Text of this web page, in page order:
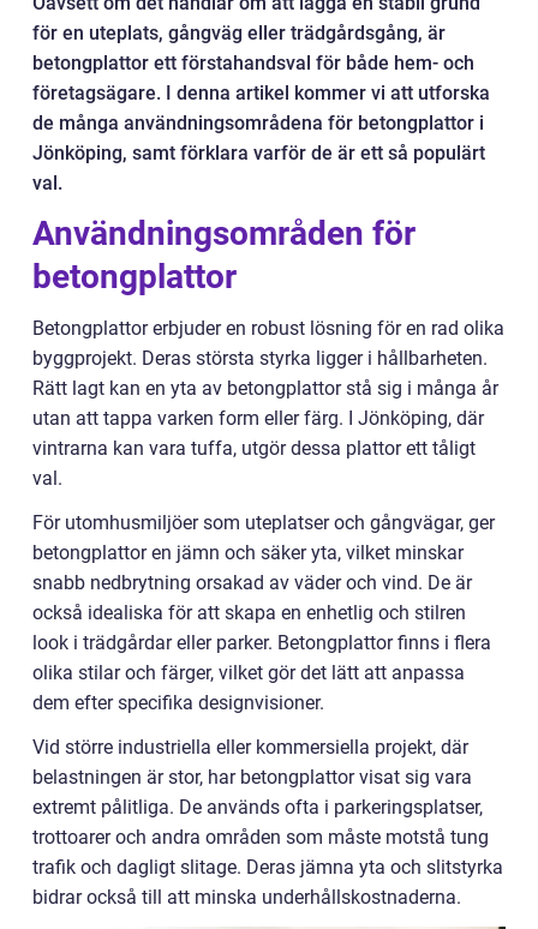
för en uteplats, gångväg eller trädgårdsgång, är
betongplattor ett förstahandsval för både hem- och
företagsägare. I denna artikel kommer vi att utforska
de många användningsområdena för betongplattor i
Jönköping, samt förklara varför de är ett så populärt
val.
Användningsområden för
betongplattor
Betongplattor erbjuder en robust lösning för en rad olika
byggprojekt. Deras största styrka ligger i hållbarheten.
Rätt lagt kan en yta av betongplattor stå sig i många år
utan att tappa varken form eller färg. I Jönköping, där
vintrarna kan vara tuffa, utgör dessa plattor ett tåligt
val.
För utomhusmiljöer som uteplatser och gångvägar, ger
betongplattor en jämn och säker yta, vilket minskar
snabb nedbrytning orsakad av väder och vind. De är
också idealiska för att skapa en enhetlig och stilren
look i trädgårdar eller parker. Betongplattor finns i flera
olika stilar och färger, vilket gör det lätt att anpassa
dem efter specifika designvisioner.
Vid större industriella eller kommersiella projekt, där
belastningen är stor, har betongplattor visat sig vara
extremt pålitliga. De används ofta i parkeringsplatser,
trottoarer och andra områden som måste motstå tung
trafik och dagligt slitage. Deras jämna yta och slitstyrka
bidrar också till att minska underhållskostnaderna.